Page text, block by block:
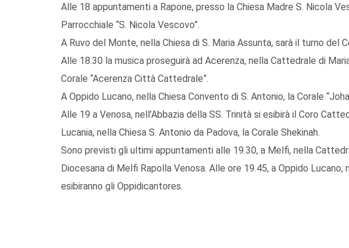
Alle 18 appuntamenti a Rapone, presso la Chiesa Madre S. Nicola
Parrocchiale “S. Nicola Vescovo”.
A Ruvo del Monte, nella Chiesa di S. Maria Assunta, sarà il turno del
Alle 18.30 la musica proseguirà ad Acerenza, nella Cattedrale di
Corale “Acerenza Città Cattedrale”.
A Oppido Lucano, nella Chiesa Convento di S. Antonio, la Corale
Alle 19 a Venosa, nell’Abbazia della SS. Trinità si esibirà il Coro
Lucania, nella Chiesa S. Antonio da Padova, la Corale Shekinah.
Sono previsti gli ultimi appuntamenti alle 19.30, a Melfi, nella
Diocesana di Melfi Rapolla Venosa. Alle ore 19.45, a Oppido Lucano,
esibiranno gli Oppidicantores.